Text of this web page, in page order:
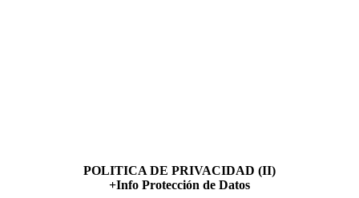
POLITICA DE PRIVACIDAD (II)
+Info Protección de Datos